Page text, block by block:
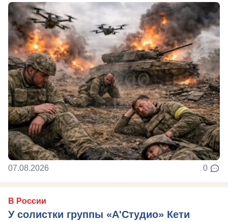
07.08.2026 0
В России
У солистки группы «А'Студио» Кети